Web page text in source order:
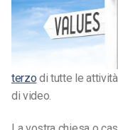
terzo di tutte le
di video.